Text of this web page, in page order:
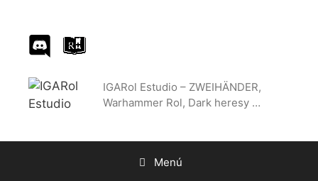
contenido
IGARol Estudio – ZWEIHÄNDER,
Warhammer Rol, Dark heresy …
Menú